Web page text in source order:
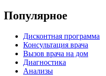
Популярное
Дисконтная программа
Консультация врача
Вызов врача на дом
Диагностика
Анализы